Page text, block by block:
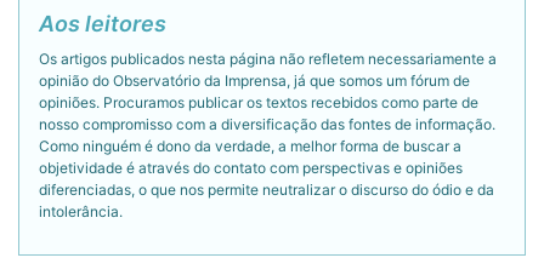
Aos leitores
Os artigos publicados nesta página não refletem necessariamente a
opinião do Observatório da Imprensa, já que somos um fórum de
opiniões. Procuramos publicar os textos recebidos como parte de
nosso compromisso com a diversificação das fontes de informação.
Como ninguém é dono da verdade, a melhor forma de buscar a
objetividade é através do contato com perspectivas e opiniões
diferenciadas, o que nos permite neutralizar o discurso do ódio e da
intolerância.